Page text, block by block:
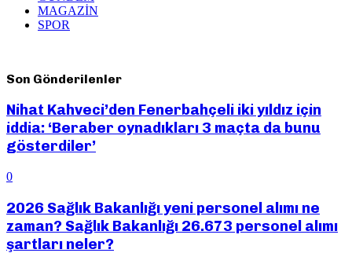
MAGAZİN
SPOR
Son Gönderilenler
Nihat Kahveci’den Fenerbahçeli iki yıldız için
iddia: ‘Beraber oynadıkları 3 maçta da bunu
gösterdiler’
0
2026 Sağlık Bakanlığı yeni personel alımı ne
zaman? Sağlık Bakanlığı 26.673 personel alımı
şartları neler?